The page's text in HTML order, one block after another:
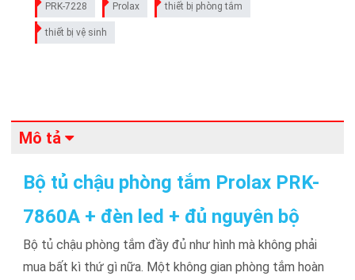
PRK-7228 Prolax thiết bị phòng tắm
thiết bị vệ sinh
Mô tả
Bộ tủ chậu phòng tắm Prolax PRK-
7860A + đèn led + đủ nguyên bộ
Bộ tủ chậu phòng tắm đầy đủ như hình mà không phải
mua bất kì thứ gì nữa. Một không gian phòng tắm hoàn